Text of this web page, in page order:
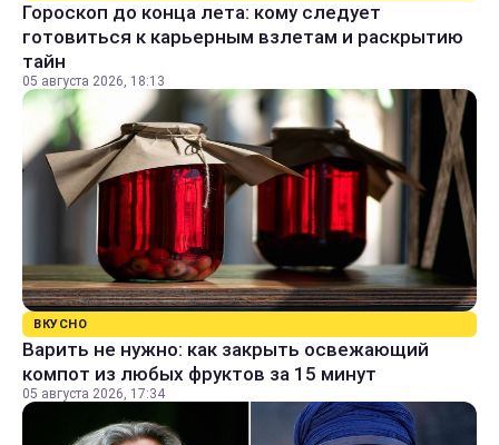
Гороскоп до конца лета: кому следует
готовиться к карьерным взлетам и раскрытию
тайн
05 августа 2026, 18:13
ВКУСНО
Варить не нужно: как закрыть освежающий
компот из любых фруктов за 15 минут
05 августа 2026, 17:34